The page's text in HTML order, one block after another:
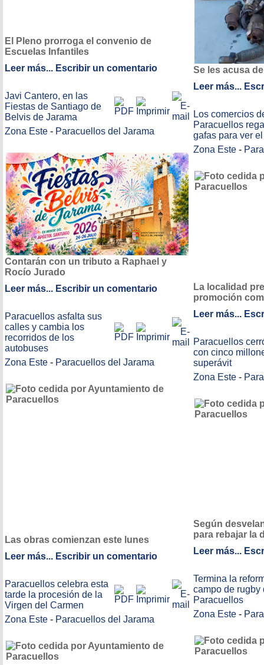
El Pleno prorroga el convenio de
Escuelas Infantiles
Leer más... Escribir un comentario
Javi Cantero, en las
Fiestas de Santiago de
Belvis de Jarama
Zona Este - Paracuellos del Jarama
Contarán con un tributo a Raphael y
Rocío Jurado
Leer más... Escribir un comentario
Paracuellos asfalta sus
calles y cambia los
recorridos de los
autobuses
Zona Este - Paracuellos del Jarama
Las obras comienzan este lunes
Leer más... Escribir un comentario
Paracuellos celebra esta
tarde la procesión de la
Virgen del Carmen
Zona Este - Paracuellos del Jarama
Se les acusa
Leer más...
Los comercios
Paracuellos
gafas para ver
Zona Este -
La localidad
promoción
Leer más...
Paracuellos
con cinco
superávit
Zona Este -
Según
para rebajar la
Leer más...
Termina la
campo de rugby
Paracuellos
Zona Este -